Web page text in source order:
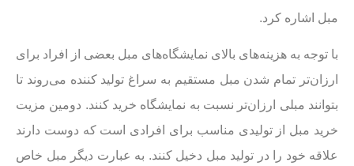
مبل اشاره کرد.
با توجه به هزینه‌های بالای نمایشگاه‌های مبل بعضی از افراد برای
ارزان‌تر تمام شدن مبل مستقیم به سراغ تولید کننده می‌روند تا
بتوانند مبلی ارزان‌تر نسبت به نمایشگاه خرید کنند. دومین مزیت
خرید مبل از تولیدی مناسب برای افرادی است که دوست دارند
علاقه خود را در تولید مبل دخیل کنند. به عبارت دیگر مبل خاص